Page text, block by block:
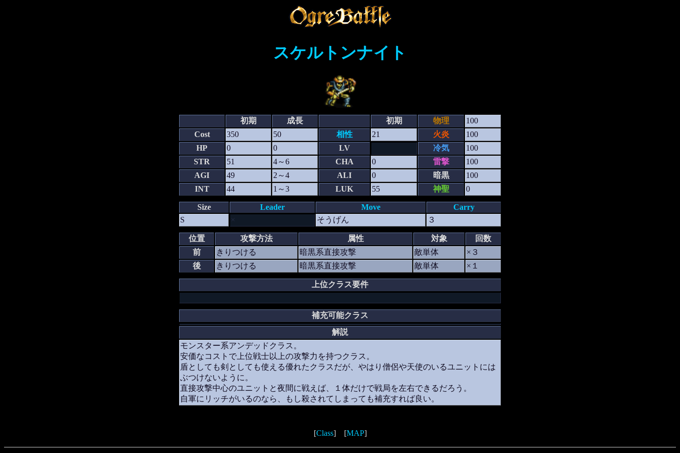
スケルトンナイト
初期 成長 初期 物理
100
Cost
350 50 相性 21 火炎
100
HP
0 0 LV 冷気
100
STR
51 4～6 CHA 0 雷撃
100
AGI
49 2～4 ALI 0 暗黒
100
INT
44 1～3 LUK 55 神聖 0
Size Leader Move
Carry
S
× そうげん ３
位置 攻撃方法 属性 対象
回数
前
きりつける 暗黒系直接攻撃 敵単体
×３
後
きりつける 暗黒系直接攻撃 敵単体 ×１
上位クラス要件
補充可能クラス
解説
モンスター系アンデッドクラス。
安価なコストで上位戦士以上の攻撃力を持つクラス。
盾としても剣としても使える優れたクラスだが、やはり僧侶や天使のいるユニットには
ぶつけないように。
直接攻撃中心のユニットと夜間に戦えば、１体だけで戦局を左右できるだろう。
自軍にリッチがいるのなら、もし殺されてしまっても補充すれば良い。
[Class] [MAP]